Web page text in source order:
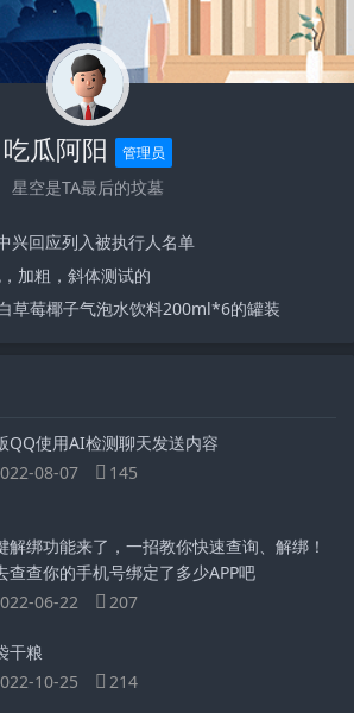
吃瓜阿阳 管理员
星空是TA最后的坟墓
兴回应列入被执行人名单
加粗，斜体测试的
草莓椰子气泡水饮料200ml*6的罐装
QQ使用AI检测聊天发送内容
08-07
145
解绑功能来了，一招教你快速查询、解绑！
查查你的手机号绑定了多少APP吧
06-22
207
干粮
10-25
214